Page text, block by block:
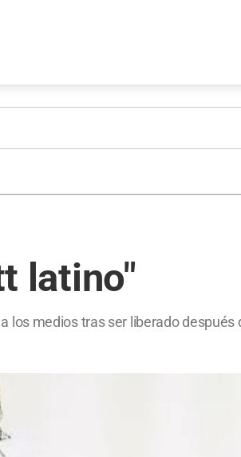
latino"
los medios tras ser liberado después